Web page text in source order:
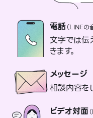
電話（LINEの
文字では伝
きます。
メッセージ
相談内容を
ビデオ対面